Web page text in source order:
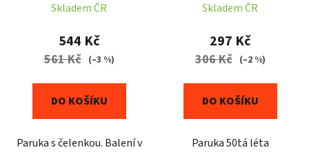
Skladem ČR
544 Kč
561 Kč (–3 %)
DO KOŠÍKU
Paruka s čelenkou. Balení v
Skladem ČR
297 Kč
306 Kč (–2 %)
DO KOŠÍKU
Paruka 50tá léta